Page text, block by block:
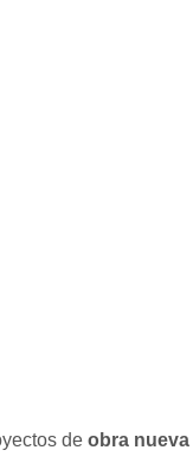
de obra nueva